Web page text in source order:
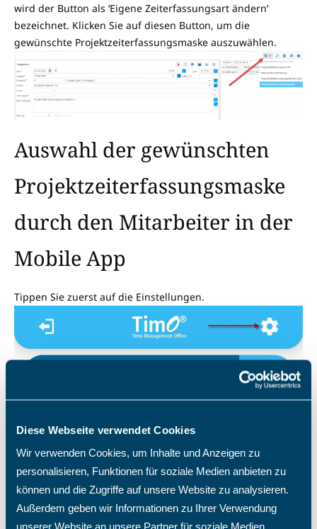
Diese Webseite verwendet Cookies
Wir verwenden Cookies, um Inhalte und Anzeigen zu
personalisieren, Funktionen für soziale Medien anbieten zu
können und die Zugriffe auf unsere Website zu analysieren.
Außerdem geben wir Informationen zu Ihrer Verwendung
unserer Website an unsere Partner für soziale Medien,
wird der Button als ‘Eigene Zeiterfassungsart ändern’
bezeichnet. Klicken Sie auf diesen Button, um die
gewünschte Projektzeiterfassungsmaske auszuwählen.
Auswahl der gewünschten
Projektzeiterfassungsmaske
durch den Mitarbeiter in der
Mobile App
Tippen Sie zuerst auf die Einstellungen.
” finden Sie die erlaubten
Projektzeiterfassungsarten.